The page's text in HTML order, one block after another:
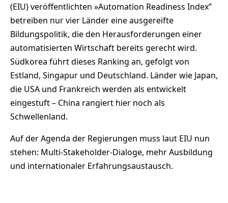
(EIU) veröffentlichten »Automation Readiness Index”
betreiben nur vier Länder eine ausgereifte
Bildungspolitik, die den Herausforderungen einer
automatisierten Wirtschaft bereits gerecht wird.
Südkorea führt dieses Ranking an, gefolgt von
Estland, Singapur und Deutschland. Länder wie Japan,
die USA und Frankreich werden als entwickelt
eingestuft – China rangiert hier noch als
Schwellenland.
Auf der Agenda der Regierungen muss laut EIU nun
stehen: Multi-Stakeholder-Dialoge, mehr Ausbildung
und internationaler Erfahrungsaustausch.